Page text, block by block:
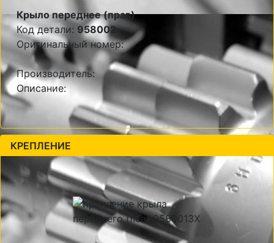
Крыло переднее (прав)
Код детали: 958002
Оригинальный номер:
Производитель:
Описание:
КРЕПЛЕНИЕ